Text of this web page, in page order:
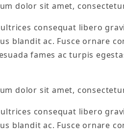
dolor sit amet,
consequat libero
blandit ac. Fusce ornare
fames ac turpis
dolor sit amet,
consequat libero
blandit ac. Fusce ornare